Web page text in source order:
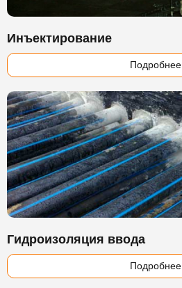
Инъектирование
Подробнее
Гидроизоляция ввода
Подробнее